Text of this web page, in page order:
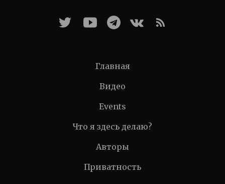
Главная
Видео
Events
Что я здесь делаю?
Авторы
Приватность